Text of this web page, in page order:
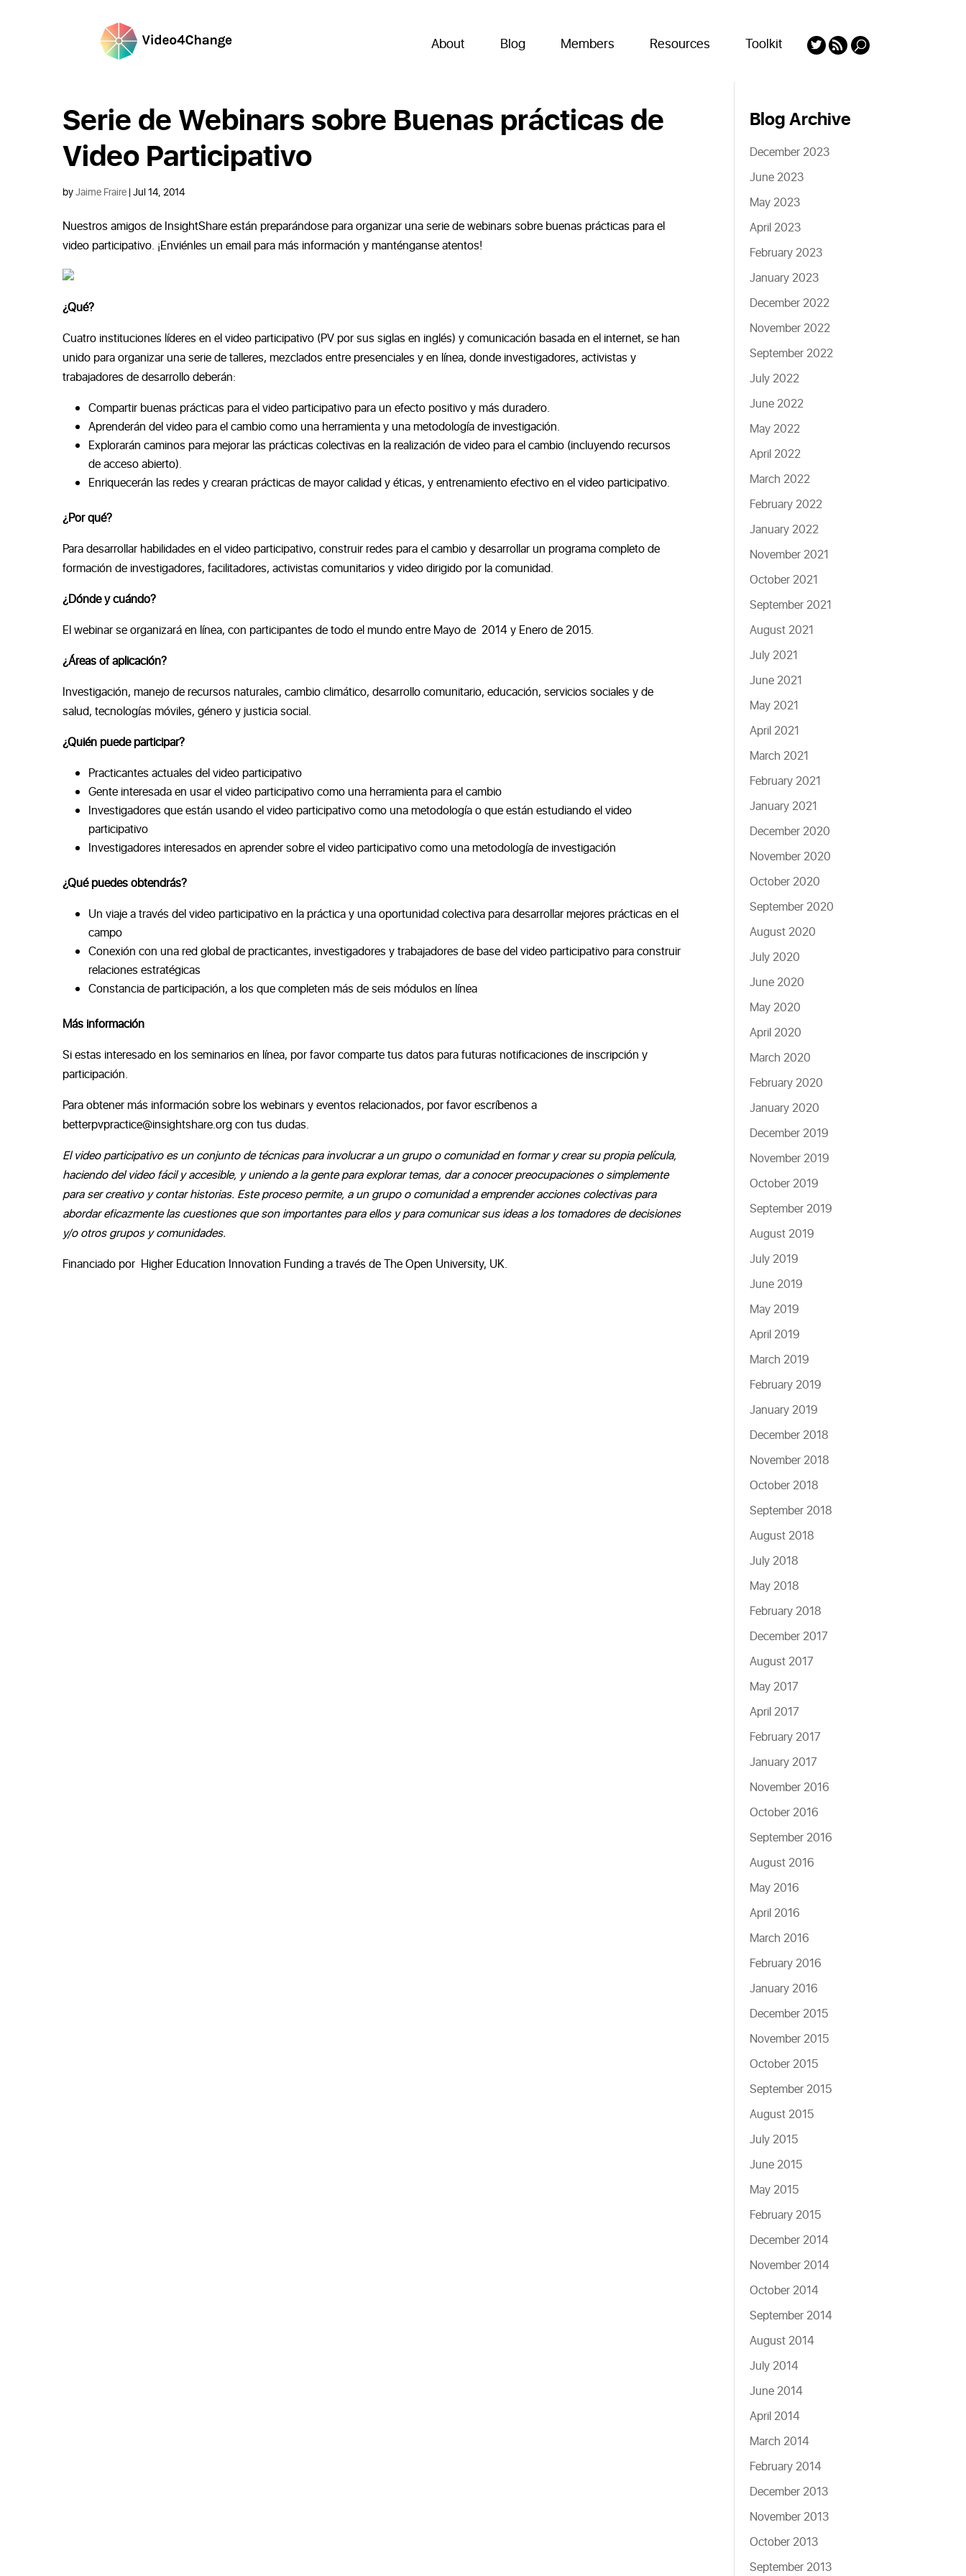
About Blog Members Resources Toolkit
Serie de Webinars sobre Buenas prácticas de
Video Participativo
byJaime Fraire|Jul 14, 2014
Nuestros amigos de InsightShare están preparándose para organizar una serie de webinars sobre buenas prácticas para el
video participativo. ¡Enviénles un email para más información y manténganse atentos!
¿Qué?
Cuatro instituciones líderes en el video participativo (PV por sus siglas en inglés) y comunicación basada en el internet, se han
unido para organizar una serie de talleres, mezclados entre presenciales y en línea, donde investigadores, activistas y
trabajadores de desarrollo deberán:
Compartir buenas prácticas para el video participativo para un efecto positivo y más duradero.
Aprenderán del video para el cambio como una herramienta y una metodología de investigación.
Explorarán caminos para mejorar las prácticas colectivas en la realización de video para el cambio (incluyendo recursos
de acceso abierto).
Enriquecerán las redes y crearan prácticas de mayor calidad y éticas, y entrenamiento efectivo en el video participativo.
¿Por qué?
Para desarrollar habilidades en el video participativo, construir redes para el cambio y desarrollar un programa completo de
formación de investigadores, facilitadores, activistas comunitarios y video dirigido por la comunidad.
¿Dónde y cuándo?
El webinar se organizará en línea, con participantes de todo el mundo entre Mayo de 2014 y Enero de 2015.
¿Áreas of aplicación?
Investigación, manejo de recursos naturales, cambio climático, desarrollo comunitario, educación, servicios sociales y de
salud, tecnologías móviles, género y justicia social.
¿Quién puede participar?
Practicantes actuales del video participativo
Gente interesada en usar el video participativo como una herramienta para el cambio
Investigadores que están usando el video participativo como una metodología o que están estudiando el video
participativo
Investigadores interesados en aprender sobre el video participativo como una metodología de investigación
¿Qué puedes obtendrás?
Un viaje a través del video participativo en la práctica y una oportunidad colectiva para desarrollar mejores prácticas en el
campo
Conexión con una red global de practicantes, investigadores y trabajadores de base del video participativo para construir
relaciones estratégicas
Constancia de participación, a los que completen más de seis módulos en línea
Más información
Si estas interesado en los seminarios en línea, por favor comparte tus datos para futuras notificaciones de inscripción y
participación.
Para obtener más información sobre los webinars y eventos relacionados, por favor escríbenos a
betterpvpractice@insightshare.orgcon tus dudas.
El video participativo es un conjunto de técnicas para involucrar a un grupo o comunidad en formar y crear su propia película,
haciendo del video fácil y accesible, y uniendo a la gente para explorar temas, dar a conocer preocupaciones o simplemente
para ser creativo y contar historias. Este proceso permite, a un grupo o comunidad a emprender acciones colectivaspara
abordar eficazmente las cuestiones que son importantes para ellos y para comunicar sus ideas a los tomadores de decisiones
y/o otros grupos y comunidades.
Financiado por Higher Education Innovation Funding a través de The Open University, UK.
Blog Archive
December 2023
June 2023
May 2023
April 2023
February 2023
January 2023
December 2022
November 2022
September 2022
July 2022
June 2022
May 2022
April 2022
March 2022
February 2022
January 2022
November 2021
October 2021
September 2021
August 2021
July 2021
June 2021
May 2021
April 2021
March 2021
February 2021
January 2021
December 2020
November 2020
October 2020
September 2020
August 2020
July 2020
June 2020
May 2020
April 2020
March 2020
February 2020
January 2020
December 2019
November 2019
October 2019
September 2019
August 2019
July 2019
June 2019
May 2019
April 2019
March 2019
February 2019
January 2019
December 2018
November 2018
October 2018
September 2018
August 2018
July 2018
May 2018
February 2018
December 2017
August 2017
May 2017
April 2017
February 2017
January 2017
November 2016
October 2016
September 2016
August 2016
May 2016
April 2016
March 2016
February 2016
January 2016
December 2015
November 2015
October 2015
September 2015
August 2015
July 2015
June 2015
May 2015
February 2015
December 2014
November 2014
October 2014
September 2014
August 2014
July 2014
June 2014
April 2014
March 2014
February 2014
December 2013
November 2013
October 2013
September 2013